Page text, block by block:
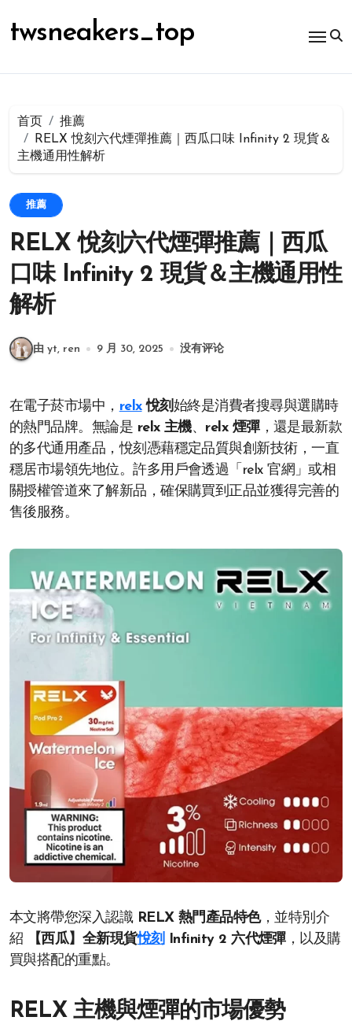
容
twsneakers_top
首页
推薦
RELX 悅刻六代煙彈推薦｜西瓜口味 Infinity 2 現貨＆
主機通用性解析
推薦
RELX 悅刻六代煙彈推薦｜西瓜
口味 Infinity 2 現貨＆主機通用性
解析
由 yt, ren 9 月 30, 2025 没有评论
在電子菸市場中， relx悅刻始終是消費者搜尋與選購時
的熱門品牌。無論是 relx 主機、 relx 煙彈，還是最新款
的多代通用產品，悅刻憑藉穩定品質與創新技術，一直
穩居市場領先地位。許多用戶會透過「relx 官網」或相
關授權管道來了解新品，確保購買到正品並獲得完善的
售後服務。
本文將帶您深入認識 RELX 熱門產品特色，並特別介
紹
【西瓜】全新現貨悅刻 Infinity 2 六代煙彈，以及購
買與搭配的重點。
RELX 主機與煙彈的市場優勢